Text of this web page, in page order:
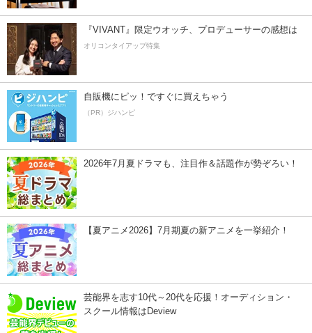
『VIVANT』限定ウオッチ、プロデューサーの感想は
オリコンタイアップ特集
自販機にピッ！ですぐに買えちゃう
（PR）ジハンピ
2026年7月夏ドラマも、注目作＆話題作が勢ぞろい！
【夏アニメ2026】7月期夏の新アニメを一挙紹介！
芸能界を志す10代～20代を応援！オーディション・
スクール情報はDeview